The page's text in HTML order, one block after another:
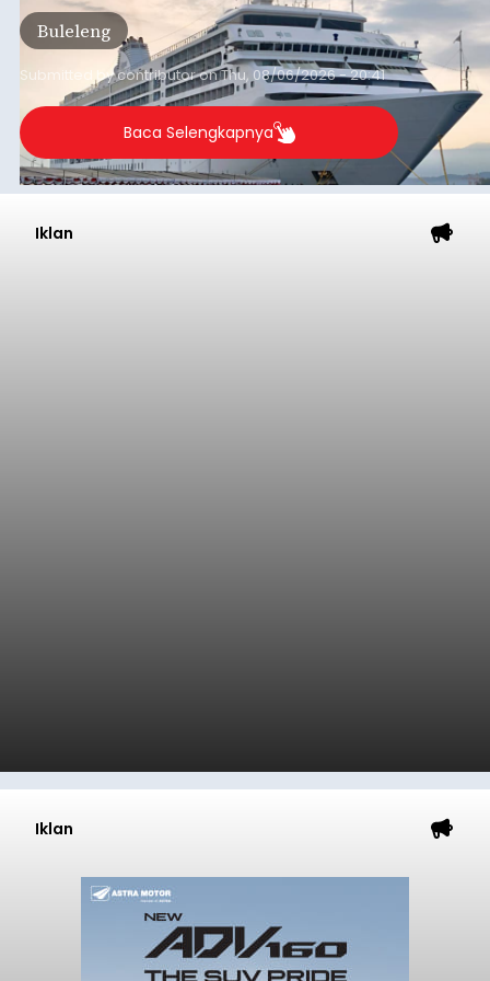
Tonnage (GT), atau tumbuh 12,4 persen
dibandingkan periode yang sama tahun lalu
yang tercatat sebesar 1,32 juta GT.
Buleleng
Submitted bycontributoronThu, 08/06/2026 - 20:41
Baca Selengkapnya
Iklan
Iklan